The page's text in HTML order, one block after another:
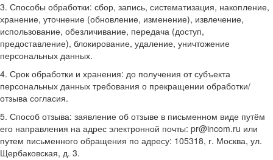
3. Способы обработки: сбор, запись, систематизация, накопление,
хранение, уточнение (обновление, изменение), извлечение,
использование, обезличивание, передача (доступ,
предоставление), блокирование, удаление, уничтожение
персональных данных.
4. Срок обработки и хранения: до получения от субъекта
персональных данных требования о прекращении обработки/
отзыва согласия.
5. Способ отзыва: заявление об отзыве в письменном виде путём
его направления на адрес электронной почты: pr@incom.ru или
путем письменного обращения по адресу: 105318, г. Москва, ул.
Щербаковская, д. 3.